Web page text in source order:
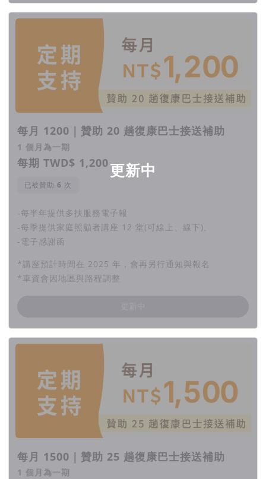
更新中
每月 1200｜贊助 20 趟復康巴士接送補助
1 個月為一期
每期 TWD$ 1,200
已被贊助 次
-每半年提供多扶服務電子報
-每季提供家庭照顧者講座 12 堂(可線上、線下)、
-電子感謝函
*講座預計時間在 2025 年，會再另行通知與報名
*車資會因地區與路程調整
每月 1500｜贊助 25 趟復康巴士接送補助
1 個月為一期